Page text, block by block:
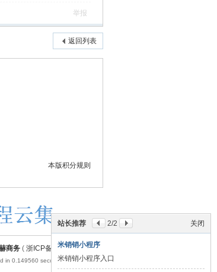
举报
返回列表
本版积分规则
关闭
站长推荐 2/2
米销销小程序
米销销小程序入口
商务 ( 浙ICP备18054110号-1)
in 0.149560 second(s), 22 queries .